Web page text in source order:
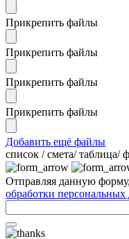
Прикрепить файлы
Прикрепить файлы
Прикрепить файлы
Прикрепить файлы
Добавить ещё файлы
cписок / смета/ таблица/
Отправляя данную
обработки